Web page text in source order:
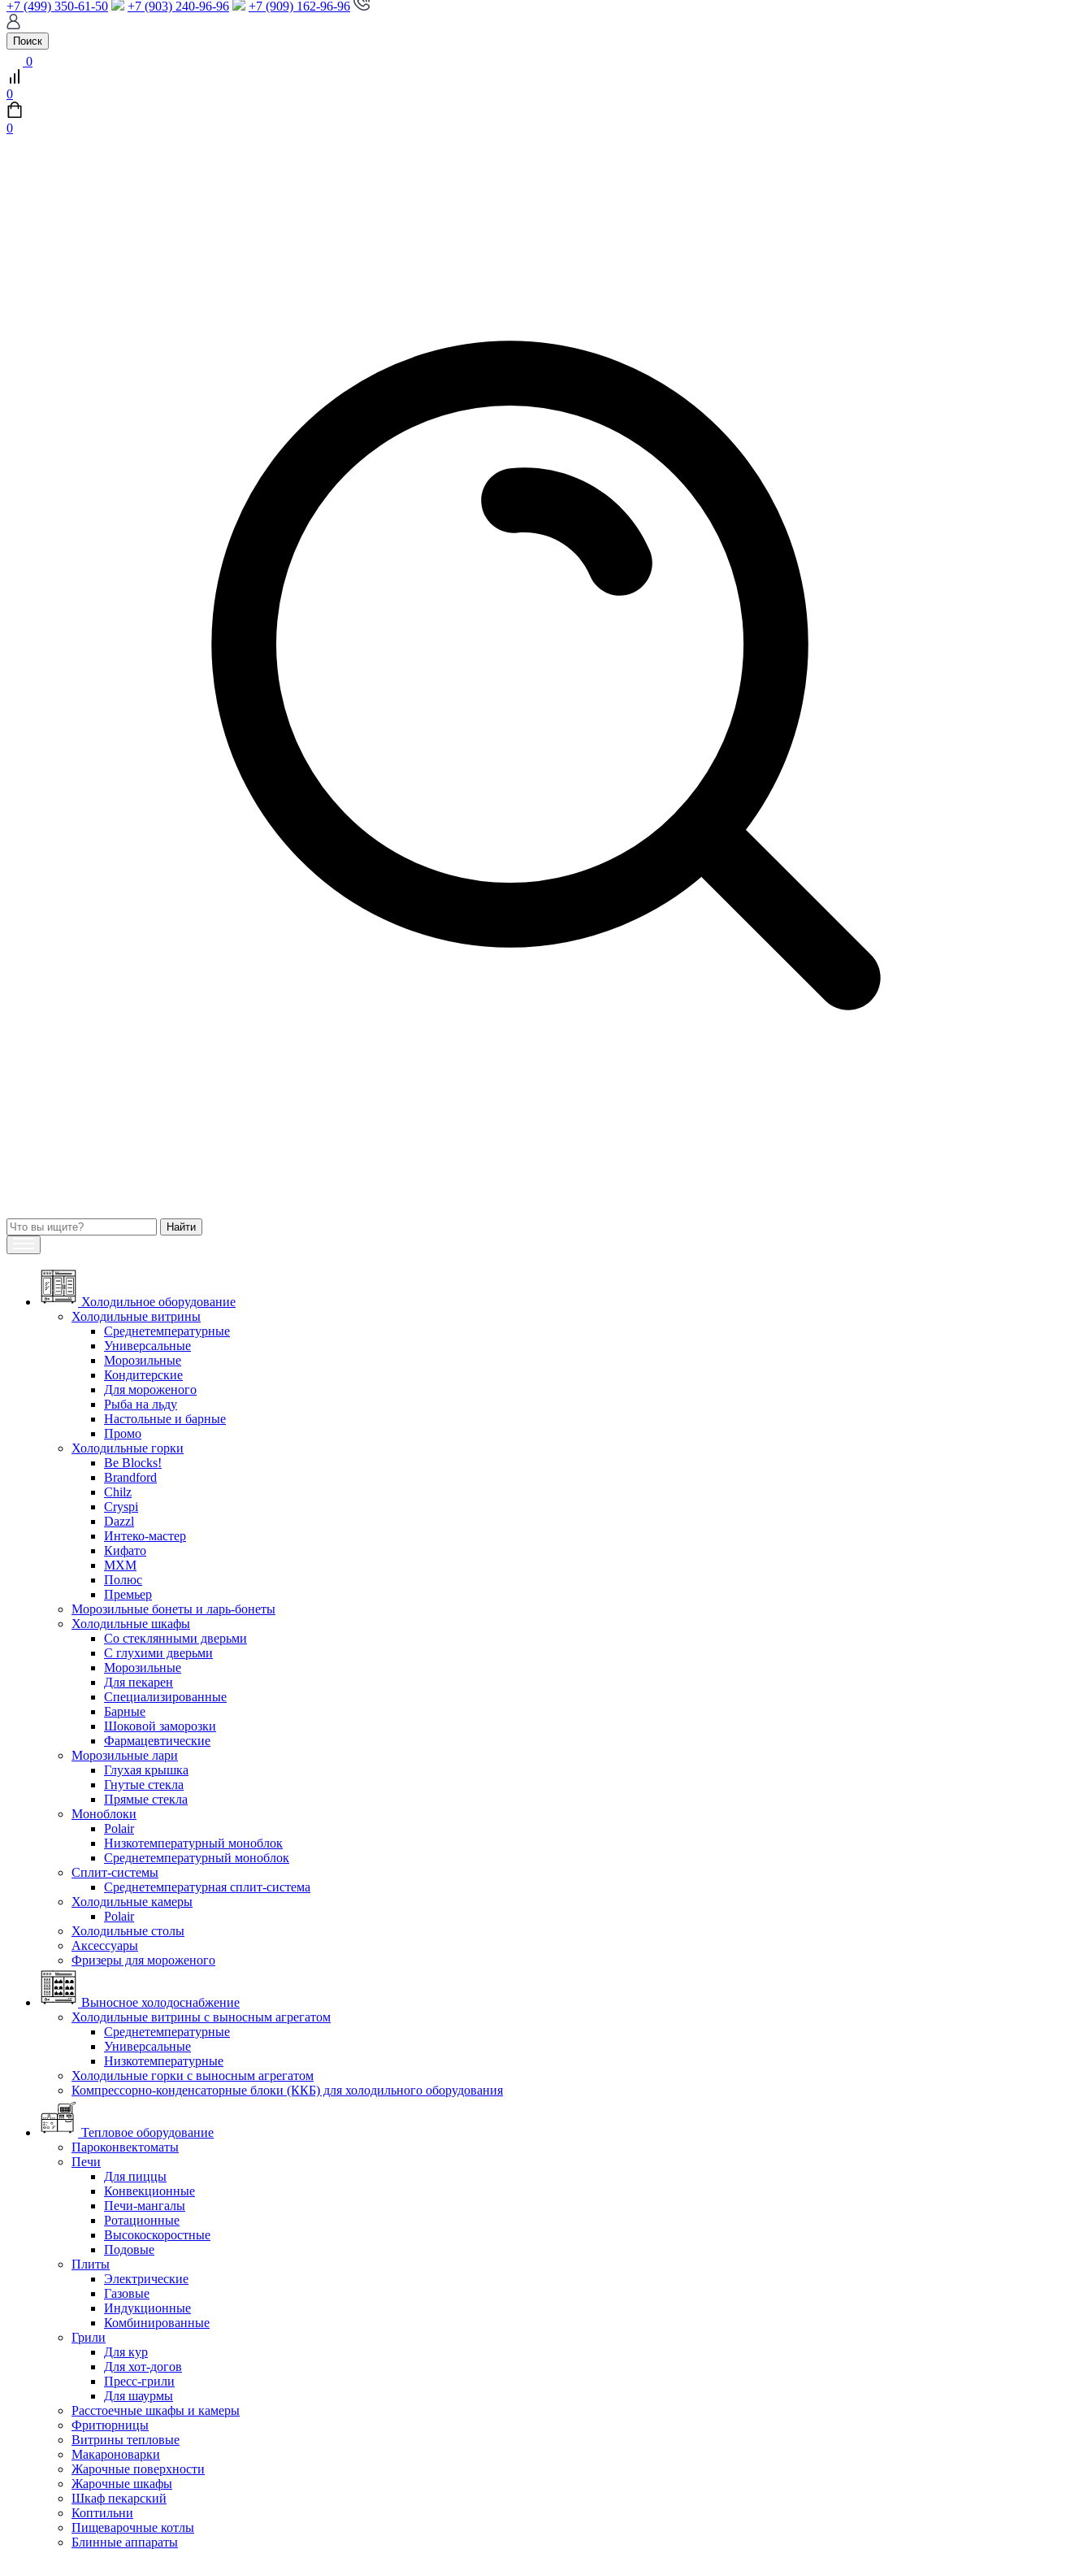
+7 (499) 350-61-50 +7 (903) 240-96-96 +7 (909) 162-96-96
Поиск
0
0
0
Холодильное оборудование
Холодильные витрины
Среднетемпературные
Универсальные
Морозильные
Кондитерские
Для мороженого
Рыба на льду
Настольные и барные
Промо
Холодильные горки
Be Blocks!
Brandford
Chilz
Cryspi
Dazzl
Интеко-мастер
Кифато
МХМ
Полюс
Премьер
Морозильные бонеты и ларь-бонеты
Холодильные шкафы
Со стеклянными дверьми
С глухими дверьми
Морозильные
Для пекарен
Специализированные
Барные
Шоковой заморозки
Фармацевтические
Морозильные лари
Глухая крышка
Гнутые стекла
Прямые стекла
Моноблоки
Polair
Низкотемпературный моноблок
Среднетемпературный моноблок
Сплит-системы
Среднетемпературная сплит-система
Холодильные камеры
Polair
Холодильные столы
Аксессуары
Фризеры для мороженого
Выносное холодоснабжение
Холодильные витрины с выносным агрегатом
Среднетемпературные
Универсальные
Низкотемпературные
Холодильные горки с выносным агрегатом
Компрессорно-конденсаторные блоки (ККБ) для холодильного оборудования
Тепловое оборудование
Пароконвектоматы
Печи
Для пиццы
Конвекционные
Печи-мангалы
Ротационные
Высокоскоростные
Подовые
Плиты
Электрические
Газовые
Индукционные
Комбинированные
Грили
Для кур
Для хот-догов
Пресс-грили
Для шаурмы
Расстоечные шкафы и камеры
Фритюрницы
Витрины тепловые
Макароноварки
Жарочные поверхности
Жарочные шкафы
Шкаф пекарский
Коптильни
Пищеварочные котлы
Блинные аппараты